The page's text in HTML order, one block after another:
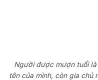
Người được mượn tuổi
tên của mình, còn gia chủ